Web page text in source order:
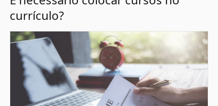
currículo?